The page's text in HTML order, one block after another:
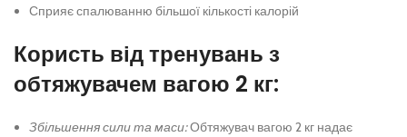
Сприяє спалюванню більшої кількості калорій
Користь від тренувань з
обтяжувачем вагою 2 кг:
Збільшення сили та маси:Обтяжувач вагою 2 кг надає